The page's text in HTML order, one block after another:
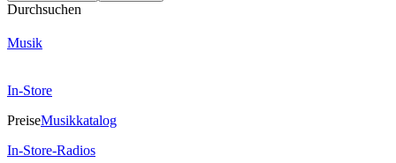
Durchsuchen
Musik
In-Store
PreiseMusikkatalog
In-Store-Radios